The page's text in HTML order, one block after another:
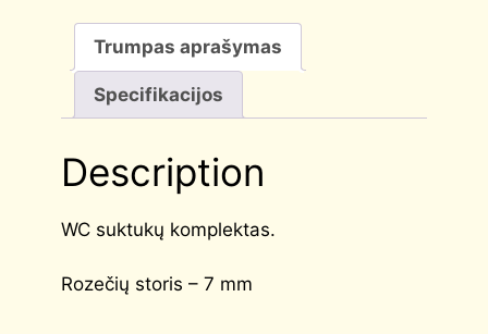
Trumpas aprašymas
Specifikacijos
Description
WC suktukų komplektas.
Rozečių storis – 7 mm